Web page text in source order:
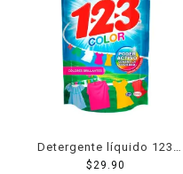
Detergente líquido 123
maxi poder color 1 l
$29.90